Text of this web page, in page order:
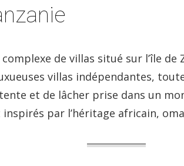
de villas situé sur l’île
villas indépendantes,
et de lâcher prise dans un
inspirés par l’héritage africain,